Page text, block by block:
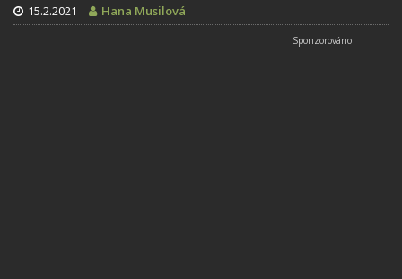
15.2.2021 Hana Musilová